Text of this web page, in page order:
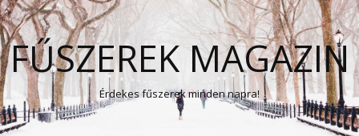
FŰSZEREK MAGAZIN
Érdekes fűszerek minden napra!